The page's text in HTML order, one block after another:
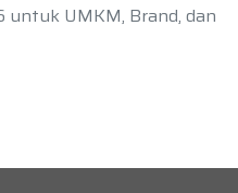
UMKM, Brand, dan